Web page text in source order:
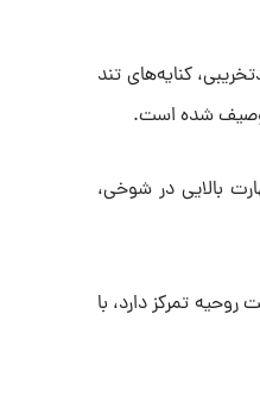
کنایه‌های تند
شده است.
بالایی در شوخی،
تمرکز دارد، با